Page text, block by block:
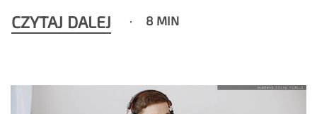
CZYTAJ DALEJ 8 MIN